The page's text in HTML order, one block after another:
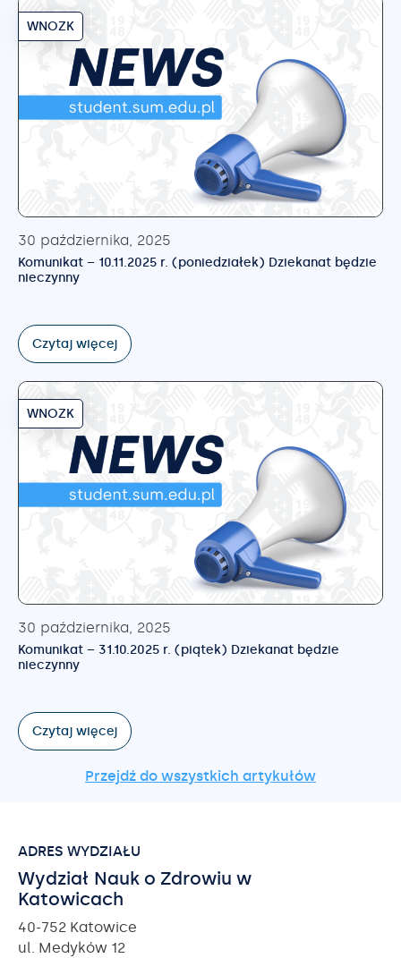
WNOZK
30 października, 2025
Komunikat – 10.11.2025 r. (poniedziałek) Dziekanat będzie
nieczynny
Czytaj więcej
WNOZK
30 października, 2025
Komunikat – 31.10.2025 r. (piątek) Dziekanat będzie
nieczynny
Czytaj więcej
Przejdź do wszystkich artykułów
ADRES WYDZIAŁU
Wydział Nauk o Zdrowiu w
Katowicach
40-752 Katowice
ul. Medyków 12